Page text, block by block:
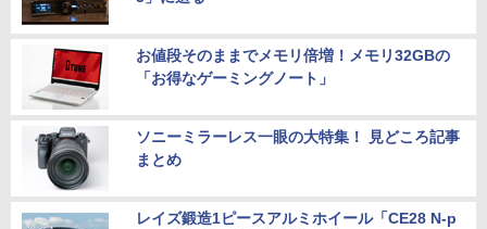
お値段そのままでメモリ倍増！メモリ32GBの
「お得なゲーミングノート」
ソニーミラーレス一眼の大特集！ 見どころ記事
まとめ
レイズ鍛造1ピースアルミホイール「CE28 N-p